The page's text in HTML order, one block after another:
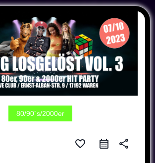
80/90´s/2000er
favorite_border share